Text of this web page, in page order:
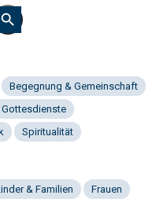
Begegnung & Gemeinschaft
Gottesdienste
Spiritualität
& Familien
Frauen